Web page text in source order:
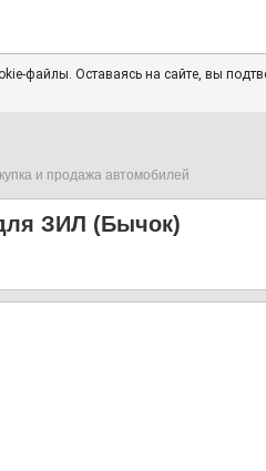
файлы. Оставаясь на сайте, вы
и продажа автомобилей
ЗИЛ (Бычок)